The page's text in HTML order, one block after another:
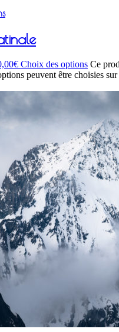
€ Choix des options Ce
peuvent être choisies sur